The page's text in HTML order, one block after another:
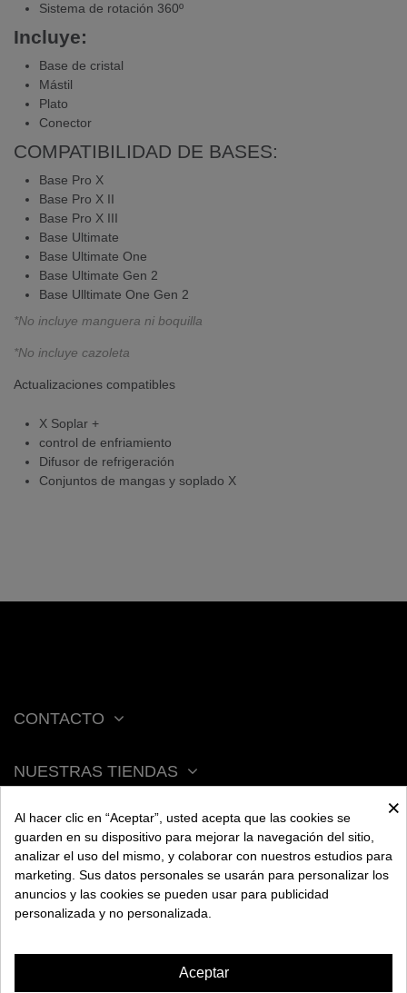
Sistema de rotación 360º
Incluye:
Base de cristal
Mástil
Plato
Conector
COMPATIBILIDAD DE BASES:
Base Pro X
Base Pro X II
Base Pro X III
Base Ultimate
Base Ultimate One
Base Ultimate Gen 2
Base Ulltimate One Gen 2
*No incluye manguera ni boquilla
*No incluye cazoleta
Actualizaciones compatibles
X Soplar +
control de enfriamiento
Difusor de refrigeración
Conjuntos de mangas y soplado X
CONTACTO
NUESTRAS TIENDAS
ACERCA DE BENGALA
AYUDA
×
Al hacer clic en “Aceptar”, usted acepta que las cookies se
guarden en su dispositivo para mejorar la navegación del sitio,
analizar el uso del mismo, y colaborar con nuestros estudios para
marketing. Sus datos personales se usarán para personalizar los
anuncios y las cookies se pueden usar para publicidad
personalizada y no personalizada.
Aceptar